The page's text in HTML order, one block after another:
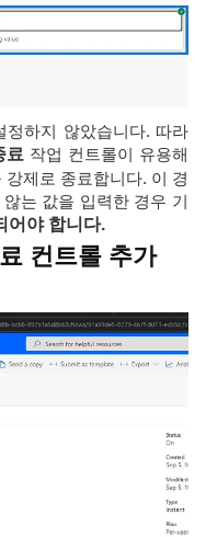
정하지 않았습니다. 따라
료 작업 컨트롤이 유용해
제로 종료합니다. 이 경
는 값을 입력한 경우 기
어야 합니다.
컨트롤 추가